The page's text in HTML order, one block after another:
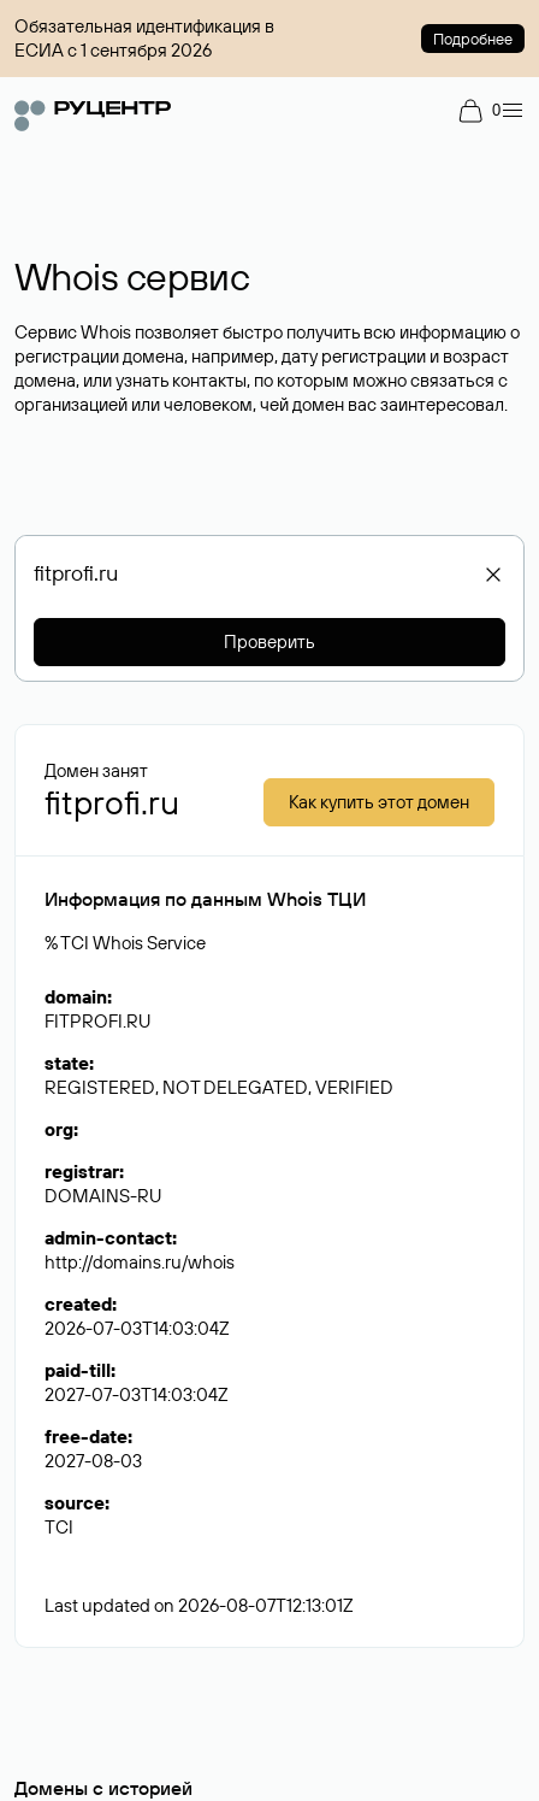
Обязательная идентификация в
ЕСИА с 1 сентября 2026
Подробнее
0
Whois сервис
Сервис Whois позволяет быстро получить всю информацию о
регистрации домена, например, дату регистрации и возраст
домена, или узнать контакты, по которым можно связаться с
организацией или человеком, чей домен вас заинтересовал.
Проверить
Домен занят
fitprofi.ru Как купить этот домен
Информация по данным Whois ТЦИ
% TCI Whois Service
domain:
FITPROFI.RU
state:
REGISTERED, NOT DELEGATED, VERIFIED
org:
registrar:
DOMAINS-RU
admin-contact:
http://domains.ru/whois
created:
2026-07-03T14:03:04Z
paid-till:
2027-07-03T14:03:04Z
free-date:
2027-08-03
source:
TCI
Last updated on 2026-08-07T12:13:01Z
Домены с историей